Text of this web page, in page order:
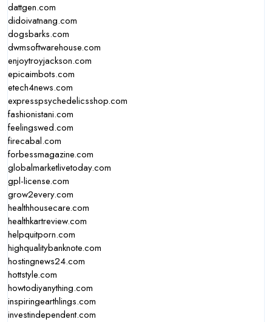
dattgen.com
didoivatnang.com
dogsbarks.com
dwmsoftwarehouse.com
enjoytroyjackson.com
epicaimbots.com
etech4news.com
expresspsychedelicsshop.com
fashionistani.com
feelingswed.com
firecabal.com
forbessmagazine.com
globalmarketlivetoday.com
gpl-license.com
grow2every.com
healthhousecare.com
healthkartreview.com
helpquitporn.com
highqualitybanknote.com
hostingnews24.com
hottstyle.com
howtodiyanything.com
inspiringearthlings.com
investindependent.com